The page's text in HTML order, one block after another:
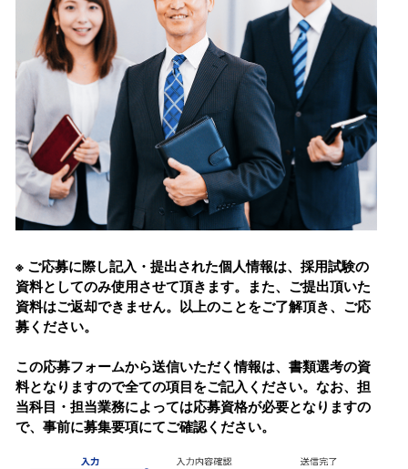
※ ご応募に際し記⼊・提出された個⼈情報は、採⽤試験の
資料としてのみ使⽤させて頂きます。また、ご提出頂いた
資料はご返却できません。以上のことをご了解頂き、ご応
募ください。
この応募フォームから送信いただく情報は、書類選考の資
料となりますので全ての項⽬をご記⼊ください。なお、担
当科⽬・担当業務によっては応募資格が必要となりますの
で、事前に募集要項にてご確認ください。